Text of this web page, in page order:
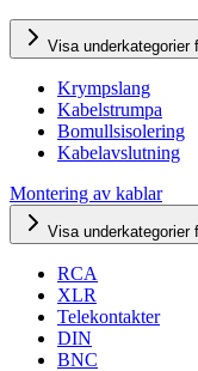
Visa underkategorier
Krympslang
Kabelstrumpa
Bomullsisolering
Kabelavslutning
Montering av kablar
Visa underkategorier
RCA
XLR
Telekontakter
DIN
BNC